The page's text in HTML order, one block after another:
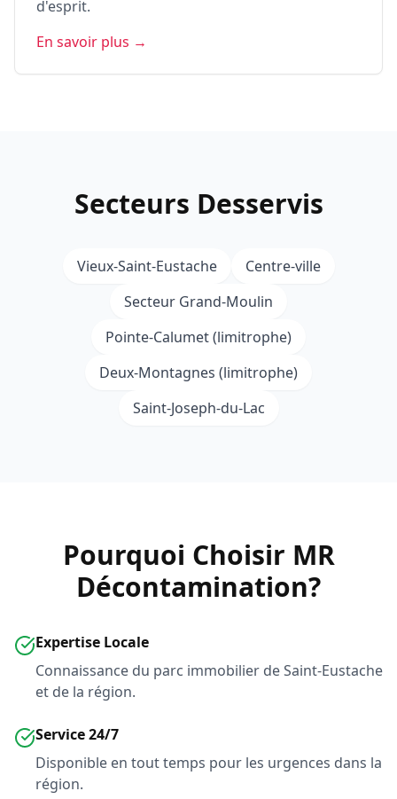
d'esprit.
En savoir plus →
Secteurs Desservis
Vieux-Saint-Eustache
Centre-ville
Secteur Grand-Moulin
Pointe-Calumet (limitrophe)
Deux-Montagnes (limitrophe)
Saint-Joseph-du-Lac
Pourquoi Choisir MR
Décontamination?
Expertise Locale
Connaissance du parc immobilier de Saint-Eustache
et de la région.
Service 24/7
Disponible en tout temps pour les urgences dans la
région.